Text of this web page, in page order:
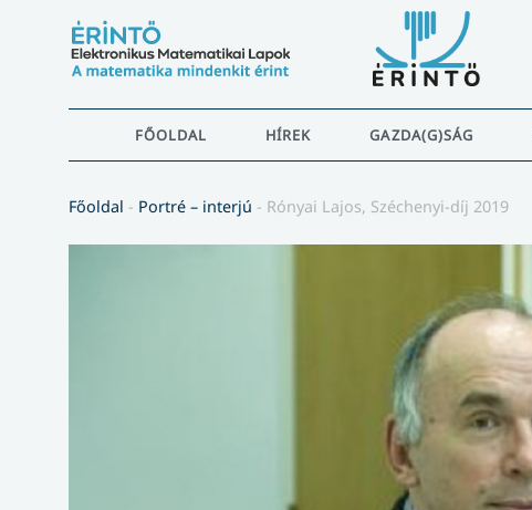
FŐOLDAL HÍREK GAZDA(G)SÁG
Főoldal - Portré – interjú - Rónyai Lajos, Széchenyi-díj 2019